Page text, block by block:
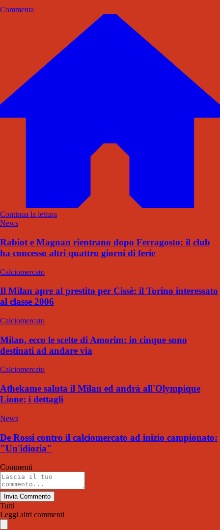
Commenta
Continua la lettura
News
Rabiot e Magnan rientrano dopo Ferragosto: il club
ha concesso altri quattro giorni di ferie
Calciomercato
Il Milan apre al prestito per Cissè: il Torino interessato
al classe 2006
Calciomercato
Milan, ecco le scelte di Amorim: in cinque sono
destinati ad andare via
Calciomercato
Athekame saluta il Milan ed andrà all'Olympique
Lione: i dettagli
News
De Rossi contro il calciomercato ad inizio campionato:
"Un'idiozia"
Commenti
Invia Commento
Tutti
Leggi altri commenti